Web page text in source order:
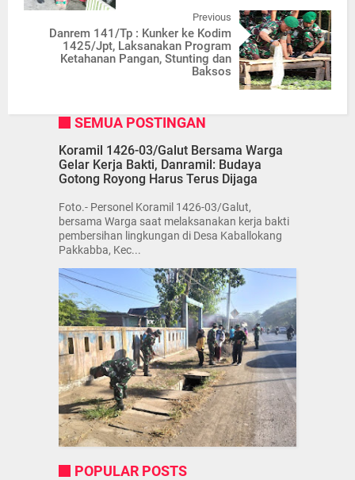
Previous
Danrem 141/Tp : Kunker ke Kodim
1425/Jpt, Laksanakan Program
Ketahanan Pangan, Stunting dan
Baksos
SEMUA POSTINGAN
Koramil 1426-03/Galut Bersama Warga
Gelar Kerja Bakti, Danramil: Budaya
Gotong Royong Harus Terus Dijaga
Foto.- Personel Koramil 1426-03/Galut,
bersama Warga saat melaksanakan kerja bakti
pembersihan lingkungan di Desa Kaballokang
Pakkabba, Kec...
POPULAR POSTS